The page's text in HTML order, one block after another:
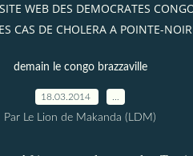
WEB DES DEMOCRATES
CAS DE CHOLERA A POINTE-
demain le congo brazzaville
18.03.2014
Par Le Lion de Makanda (LDM)